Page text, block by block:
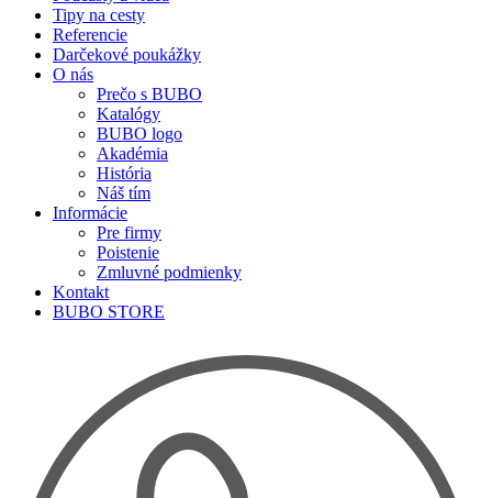
Tipy na cesty
Referencie
Darčekové poukážky
O nás
Prečo s BUBO
Katalógy
BUBO logo
Akadémia
História
Náš tím
Informácie
Pre firmy
Poistenie
Zmluvné podmienky
Kontakt
BUBO STORE